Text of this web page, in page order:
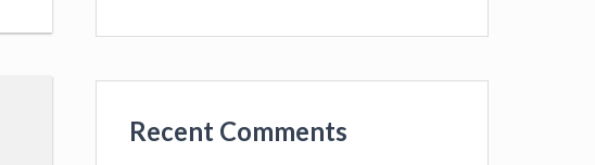
Recent Comments